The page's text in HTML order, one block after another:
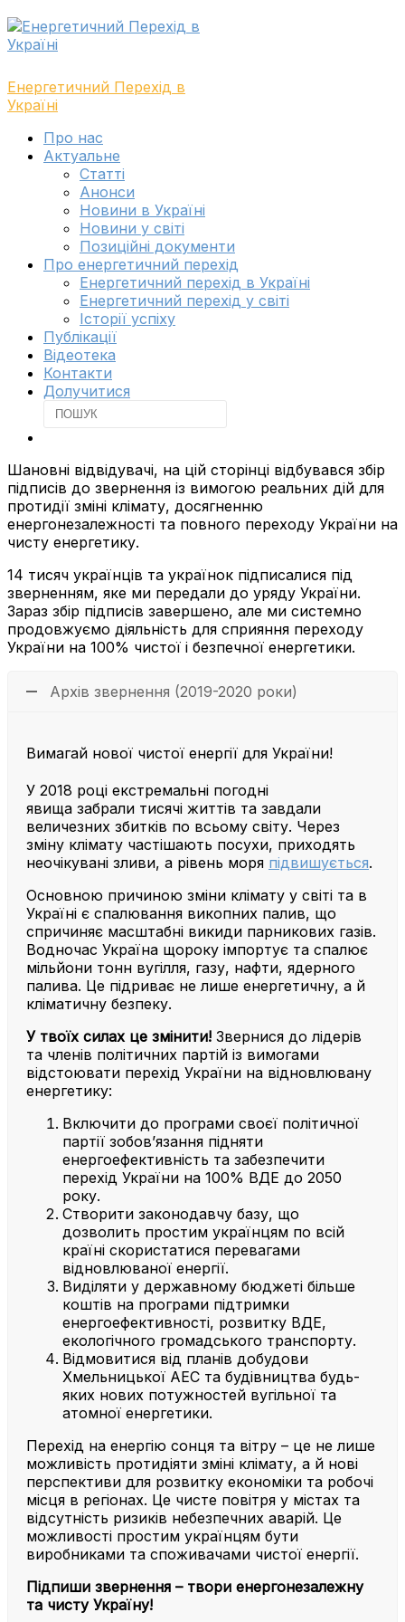
Skip
to
navigation
Skip
to
content
Енергетичний Перехід в
Україні
Toggle
navigation
Про нас
Актуальне
Cтатті
Анонси
Новини в Україні
Новини у світі
Позиційні документи
Про енергетичний перехід
Енергетичний перехід в Україні
Енергетичний перехід у світі
Історії успіху
Публікації
Відеотека
Контакти
Долучитися
Шановні відвідувачі, на цій сторінці відбувався збір
підписів до звернення із вимогою реальних дій для
протидії зміні клімату, досягненню
енергонезалежності та повного переходу України на
чисту енергетику.
14 тисяч українців та українок підписалися під
зверненням, яке ми передали до уряду України.
Зараз збір підписів завершено, але ми системно
продовжуємо діяльність для сприяння переходу
України на 100% чистої і безпечної енергетики.
Архів звернення (2019-2020 роки)
Вимагай нової чистої енергії для України!
У 2018 році екстремальні погодні
явища забрали тисячі життів та завдали
величезних збитків по всьому світу. Через
зміну клімату частішають посухи, приходять
неочікувані зливи, а рівень моря підвишується.
Основною причиною зміни клімату у світі та в
Україні є спалювання викопних палив, що
спричиняє масштабні викиди парникових газів.
Водночас Україна щороку імпортує та спалює
мільйони тонн вугілля, газу, нафти, ядерного
палива. Це підриває не лише енергетичну, а й
кліматичну безпеку.
У твоїх силах це змінити! Звернися до лідерів
та членів політичних партій із вимогами
відстоювати перехід України на відновлювану
енергетику:
Включити до програми своєї політичної
партії зобов’язання підняти
енергоефективність та забезпечити
перехід України на 100% ВДЕ до 2050
року.
Створити законодавчу базу, що
дозволить простим українцям по всій
країні скористатися перевагами
відновлюваної енергії.
Виділяти у державному бюджеті більше
коштів на програми підтримки
енергоефективності, розвитку ВДЕ,
екологічного громадського транспорту.
Відмовитися від планів добудови
Хмельницької АЕС та будівництва будь-
яких нових потужностей вугільної та
атомної енергетики.
Перехід на енергію сонця та вітру – це не лише
можливість протидіяти зміні клімату, а й нові
перспективи для розвитку економіки та робочі
місця в регіонах. Це чисте повітря у містах та
відсутність ризиків небезпечних аварій. Це
можливості простим українцям бути
виробниками та споживачами чистої енергії.
Підпиши звернення – твори енергонезалежну
та чисту Україну!